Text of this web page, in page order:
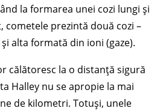
la formarea unei cozi lungi și
cometele prezintă două cozi –
alta formată din ioni (gaze).
călătoresc la o distanță sigură
Halley nu se apropie la mai
de kilometri. Totuși, unele